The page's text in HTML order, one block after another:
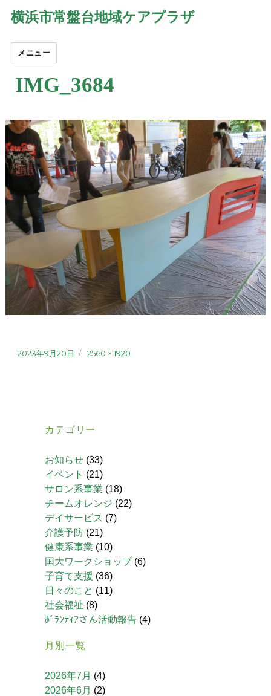
横浜市常盤台地域ケアプラザ
メニュー
IMG_3684
2023年9月20日 2560 × 1920
カテゴリー
お知らせ (33)
イベント (21)
サロン系事業 (18)
チームオレンジ (22)
デイサービス (7)
介護予防 (21)
健康系事業 (10)
国大ワークショップ(6)
子育て支援 (36)
日々のこと (11)
社会福祉 (8)
ﾎﾞﾗﾝﾃｨｱさん活動報告 (4)
月別一覧
2026年7月 (4)
2026年6月 (2)